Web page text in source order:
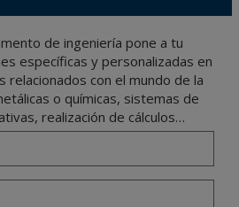
de ingeniería pone a tu
específicas y personalizadas en
con el mundo de la
o químicas, sistemas de
realización de cálculos…